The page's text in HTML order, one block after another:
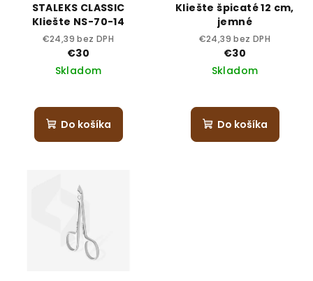
STALEKS CLASSIC
Kliešte NS-70-14
€24,39 bez DPH
€30
Skladom
Do košíka
Kliešte špicaté 12 cm,
jemné
€24,39 bez DPH
€30
Skladom
Do košíka